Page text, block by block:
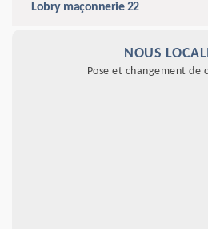
Lobry maçonnerie 22
NOUS
Pose et changement de